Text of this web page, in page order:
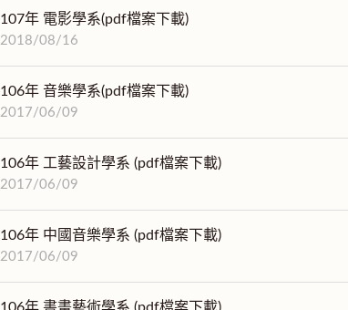
107年 電影學系(pdf檔案下載)
2018/08/16
106年 音樂學系(pdf檔案下載)
2017/06/09
106年 工藝設計學系 (pdf檔案下載)
2017/06/09
106年 中國音樂學系 (pdf檔案下載)
2017/06/09